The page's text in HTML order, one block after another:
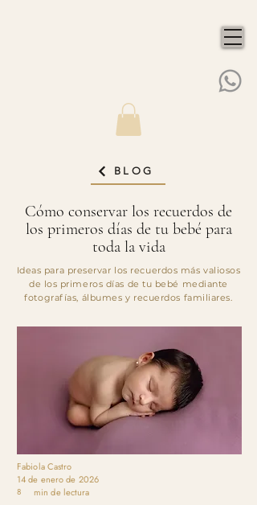
BLOG
Cómo conservar los recuerdos de
los primeros días de tu bebé para
toda la vida
Ideas para preservar los recuerdos más valiosos
de los primeros días de tu bebé mediante
fotografías, álbumes y recuerdos familiares.
Fabiola Castro
14 de enero de 2026
8 min de lectura